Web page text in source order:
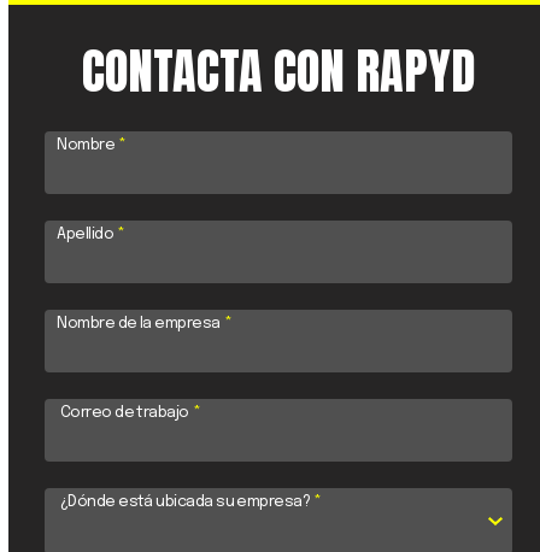
CONTACTA CON RAPYD
Nombre *
Apellido *
Nombre de la empresa *
Correo de trabajo *
¿Dónde está ubicada su empresa? *